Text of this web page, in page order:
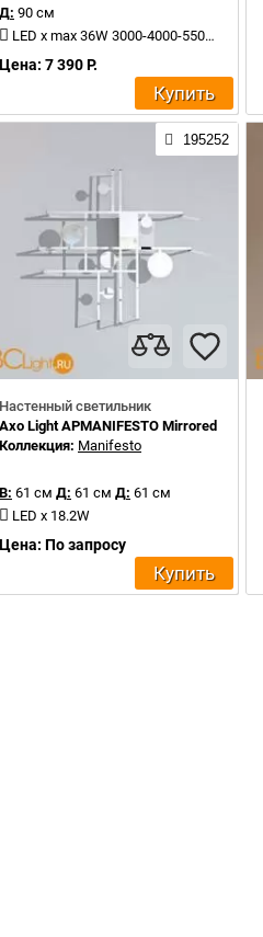
Д: 90 см
LED x max 36W 3000-4000-5500K 4000Lm
Цена: 7 390 Р.
Купить
195252
Настенный светильник
Axo Light APMANIFESTO Mirrored steel
Коллекция: Manifesto
В: 61 см Д: 61 см Д: 61 см
LED x 18.2W
Цена: По запросу
Купить